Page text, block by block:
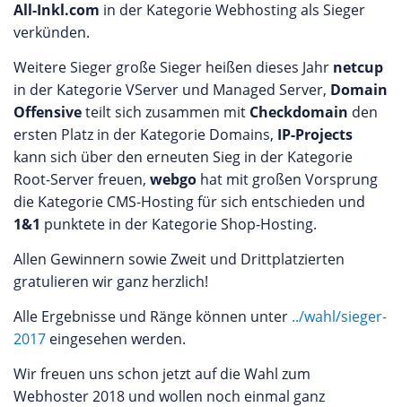
All-Inkl.com in der Kategorie Webhosting als Sieger
verkünden.
Weitere Sieger große Sieger heißen dieses Jahr netcup
in der Kategorie VServer und Managed Server, Domain
Offensiveteilt sich zusammen mit Checkdomain den
ersten Platz in der Kategorie Domains, IP-Projects
kann sich über den erneuten Sieg in der Kategorie
Root-Server freuen, webgo hat mit großen Vorsprung
die Kategorie CMS-Hosting für sich entschieden und
1&1 punktete in der Kategorie Shop-Hosting.
Allen Gewinnern sowie Zweit und Drittplatzierten
gratulieren wir ganz herzlich!
Alle Ergebnisse und Ränge können unter ../wahl/sieger-
2017 eingesehen werden.
Wir freuen uns schon jetzt auf die Wahl zum
Webhoster 2018 und wollen noch einmal ganz